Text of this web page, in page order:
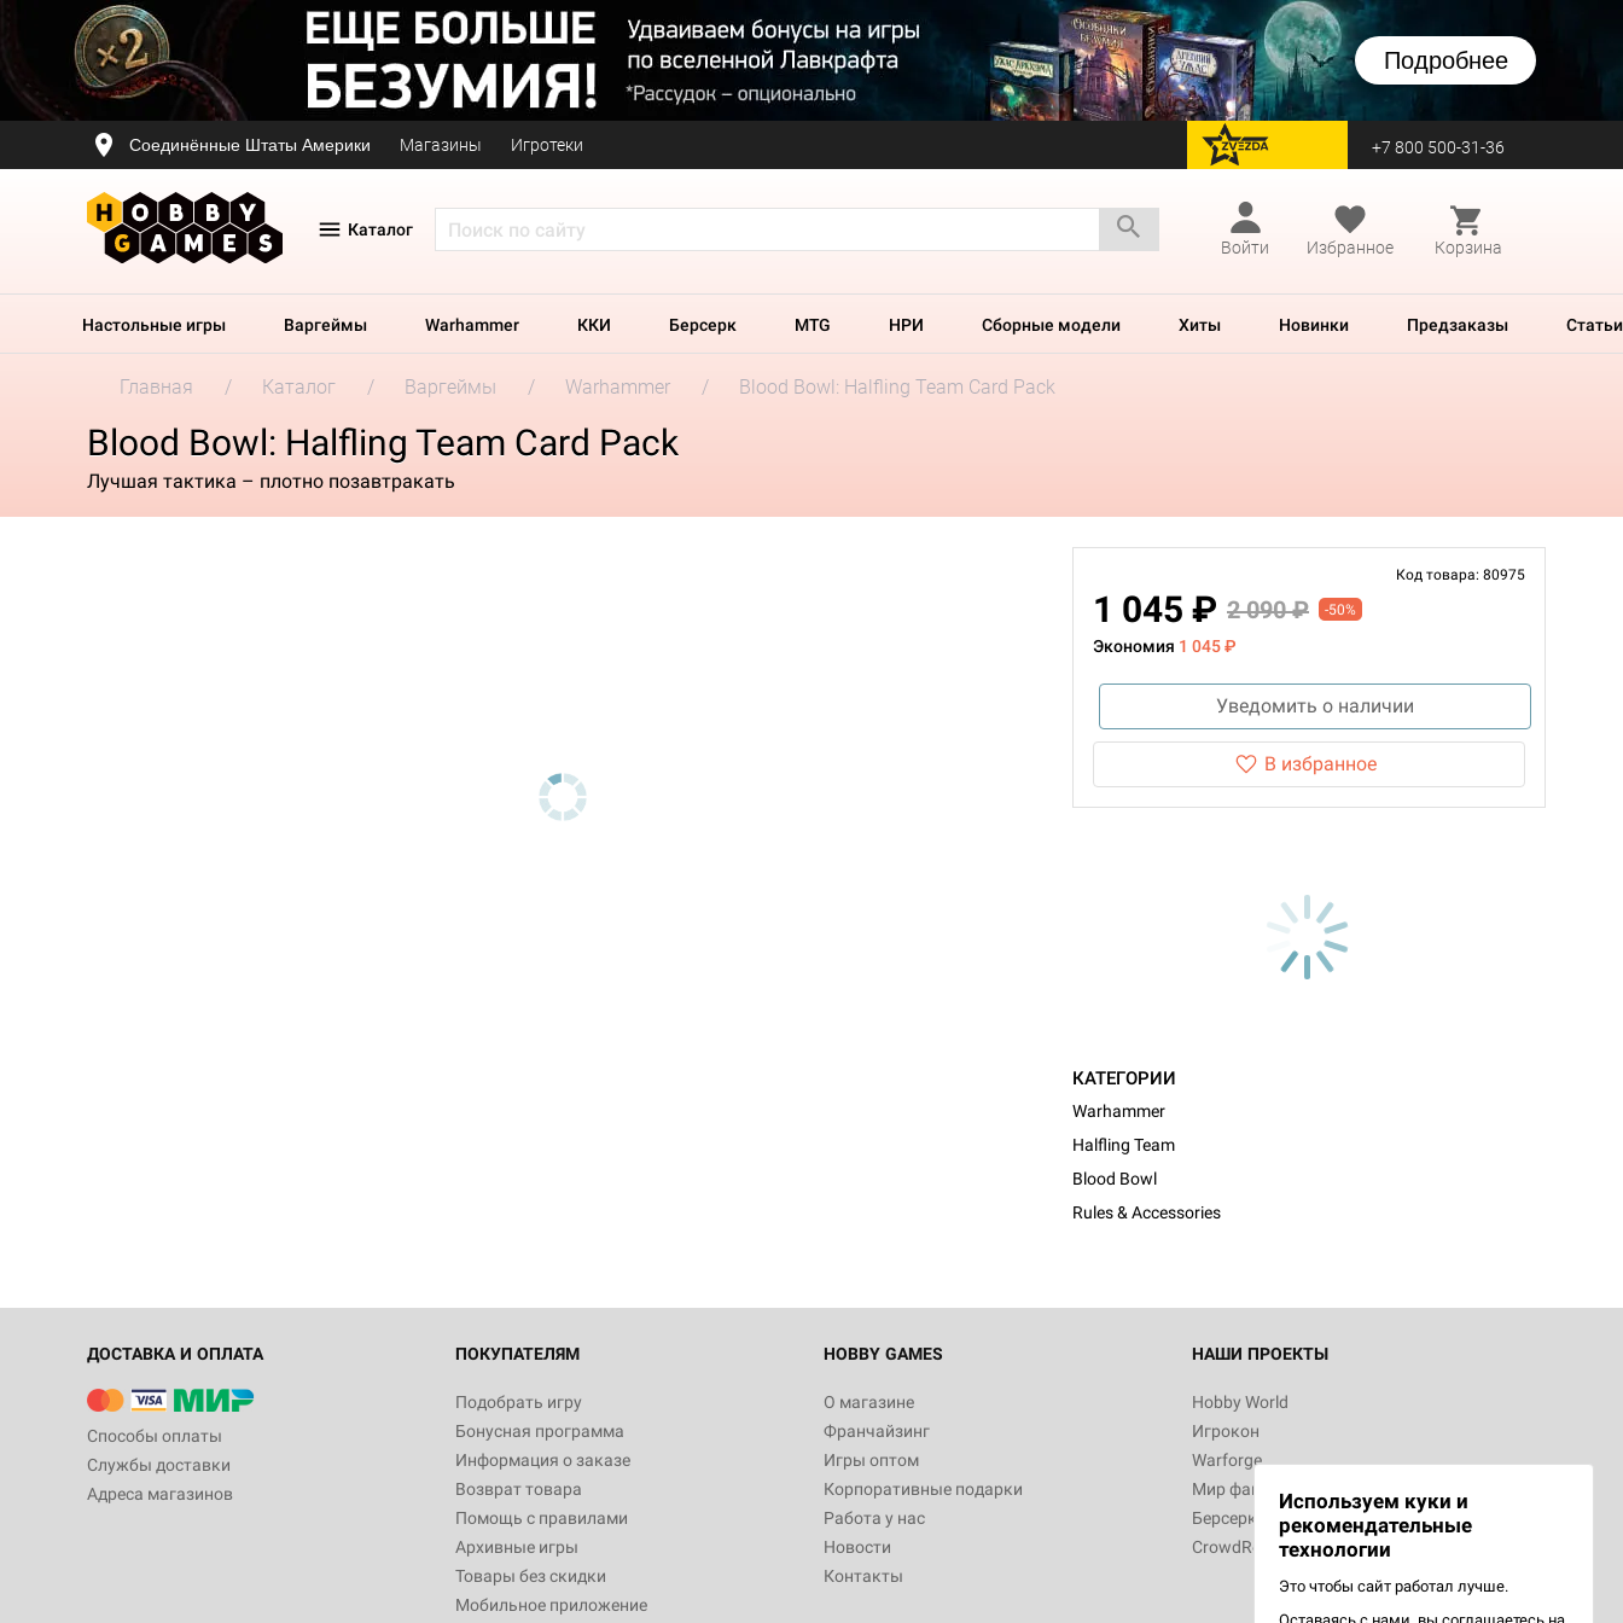
Подробнее
Соединённые Штаты Америки Магазины Игротеки перейти на Zvezda +7 800 500-31-36
Каталог
Войти
Избранное Корзина
Настольные игры Варгеймы Warhammer ККИ Берсерк MTG НРИ Сборные модели Хиты Новинки Предзаказы Статьи
Главная Каталог Варгеймы Warhammer Blood Bowl: Halfling Team Card Pack
Blood Bowl: Halfling Team Card Pack
Лучшая тактика – плотно позавтракать
Код товара: 80975
1 045 ₽ 2 090 ₽ -50%
Экономия 1 045 ₽
Уведомить о наличии
В избранное
КАТЕГОРИИ
Warhammer
Halfling Team
Blood Bowl
Rules & Accessories
ДОСТАВКА И ОПЛАТА
Способы оплаты
Службы доставки
Адреса магазинов
ПОКУПАТЕЛЯМ
Подобрать игру
Бонусная программа
Информация о заказе
Возврат товара
Помощь с правилами
Архивные игры
Товары без скидки
Мобильное приложение
HOBBY GAMES
О магазине
Франчайзинг
Игры оптом
Корпоративные подарки
Работа у нас
Новости
Контакты
НАШИ ПРОЕКТЫ
Hobby World
Игрокон
Warforge
Мир фантастики
Берсерк
CrowdRepublic
Используем куки и
рекомендательные
технологии
Это чтобы сайт работал лучше.